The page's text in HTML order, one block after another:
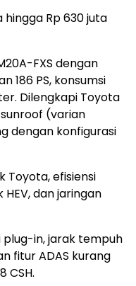
hingga Rp 630 juta
FXS dengan
186 PS, konsumsi
Dilengkapi Toyota
(varian
dengan konfigurasi
Toyota, efisiensi
dan jaringan
plug-in, jarak tempuh
fitur ADAS kurang
CSH.